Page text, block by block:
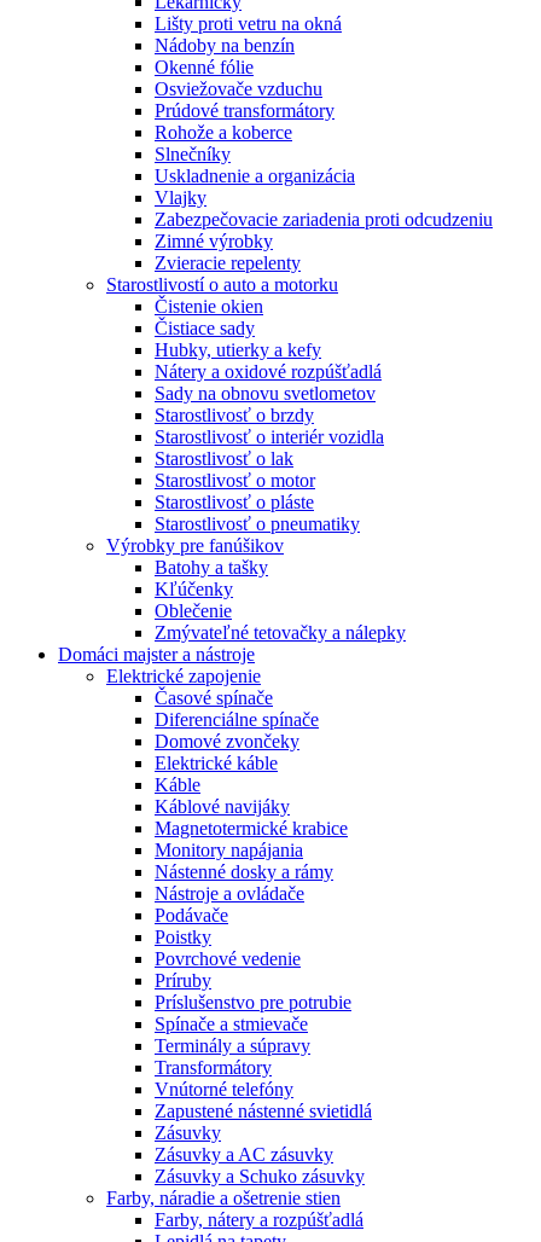
Lišty proti vetru na okná
Nádoby na benzín
Okenné fólie
Osviežovače vzduchu
Prúdové transformátory
Rohože a koberce
Slnečníky
Uskladnenie a organizácia
Vlajky
Zabezpečovacie zariadenia proti odcudzeniu
Zimné výrobky
Zvieracie repelenty
Starostlivostí o auto a motorku
Čistenie okien
Čistiace sady
Hubky, utierky a kefy
Nátery a oxidové rozpúšťadlá
Sady na obnovu svetlometov
Starostlivosť o brzdy
Starostlivosť o interiér vozidla
Starostlivosť o lak
Starostlivosť o motor
Starostlivosť o pláste
Starostlivosť o pneumatiky
Výrobky pre fanúšikov
Batohy a tašky
Kľúčenky
Oblečenie
Zmývateľné tetovačky a nálepky
Domáci majster a nástroje
Elektrické zapojenie
Časové spínače
Diferenciálne spínače
Domové zvončeky
Elektrické káble
Káble
Káblové navijáky
Magnetotermické krabice
Monitory napájania
Nástenné dosky a rámy
Nástroje a ovládače
Podávače
Poistky
Povrchové vedenie
Príruby
Príslušenstvo pre potrubie
Spínače a stmievače
Terminály a súpravy
Transformátory
Vnútorné telefóny
Zapustené nástenné svietidlá
Zásuvky
Zásuvky a AC zásuvky
Zásuvky a Schuko zásuvky
Farby, náradie a ošetrenie stien
Farby, nátery a rozpúšťadlá